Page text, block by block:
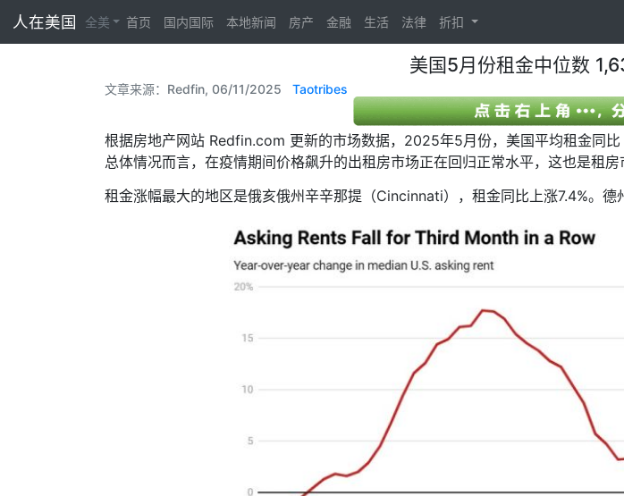
人在美国 全美 首页 国内国际 本地新闻 房产 金融 生活 法律 折扣
美国5月份租金中位数
文章来源：Redfin, 06/11/2025 Taotribes
根据房地产网站 Redfin.com 更新的市场数据，2025年5月份，美国平均租金同
总体情况而言，在疫情期间价格飙升的出租房市场正在回归正常水平，这也是租房
租金涨幅最大的地区是俄亥俄州辛辛那提（Cincinnati），租金同比上涨7.4%。德